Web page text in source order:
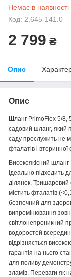
Немає в наявності
Код: 2.645-141.0
2 799 ₴
Опис
Опис
Шланг PrimoFlex 5/8,
садовий шланг, який
саду прослужить не
фталатів і вторинної
Високоякісний
ідеально підходить
ділянок. Тришаровий
містить фталатів
безпечний для
випромінювання
світлонепроникний
водоростей
відрізняється
гарантія на нього
для поливу
зламів. Переваги як